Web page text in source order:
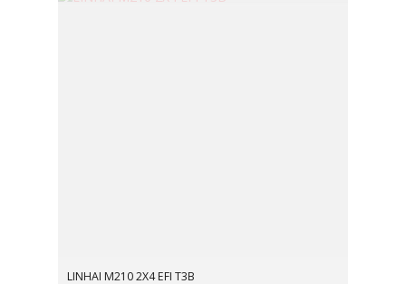
LINHAI M210 2X4 EFI T3B